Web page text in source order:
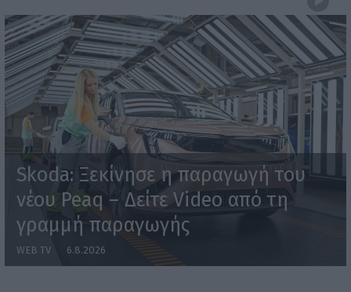
Skoda: Ξεκίνησε η παραγωγή του
νέου Peaq – Δείτε Video από τη
γραμμή παραγωγής
WEB TV 6.8.2026